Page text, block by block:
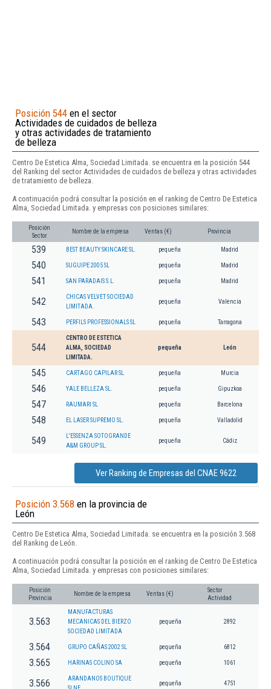
Posición 544 en el sector
Actividades de cuidados de belleza
y otras actividades de tratamiento
de belleza
Centro De Estetica Alma, Sociedad Limitada. se encuentra en la posición 544
del Ranking del sector Actividades de cuidados de belleza y otras actividades
de tratamiento de belleza.
A continuación podrá consultar la posición en el ranking de Centro De Estetica
Alma, Sociedad Limitada. y empresas con posiciones similares:
Posición
Sector
Nombre de la empresa Ventas (€) Provincia
539 BEST BEAUTY SKINCARE SL. pequeña Madrid
540 SUGUIPE 2005 SL pequeña Madrid
541 SAN PARADAIS S.L. pequeña Madrid
542
CHICAS VELVET SOCIEDAD
LIMITADA.
pequeña Valencia
543 PERFILS PROFESSIONALS SL pequeña Tarragona
544
CENTRO DE ESTETICA
ALMA, SOCIEDAD
LIMITADA.
pequeña León
545 CARTAGO CAPILAR SL pequeña Murcia
546 YALE BELLEZA SL. pequeña Gipuzkoa
547 RAUMARI SL pequeña Barcelona
548 EL LASER SUPREMO SL. pequeña Valladolid
549
L'ESSENZA SOTOGRANDE
A&M GROUP SL.
pequeña Cádiz
Ver Ranking de Empresas del CNAE 9622
Posición 3.568 en la provincia de
León
Centro De Estetica Alma, Sociedad Limitada. se encuentra en la posición 3.568
del Ranking de León.
A continuación podrá consultar la posición en el ranking de Centro De Estetica
Alma, Sociedad Limitada. y empresas con posiciones similares:
Posición
Provincia
Nombre de la empresa Ventas (€)
Sector
Actividad
3.563
MANUFACTURAS
MECANICAS DEL BIERZO
SOCIEDAD LIMITADA
pequeña 2892
3.564 GRUPO CAÑAS 2002 SL pequeña 6812
3.565 HARINAS COLINO SA pequeña 1061
3.566
ARANDANOS BOUTIQUE
pequeña 4751